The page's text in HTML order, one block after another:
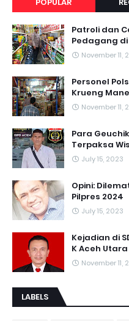
Patroli dan
Pedagang
November 11,
Personel
Krueng Mane
November 11,
Para
Terpaksa
July 15, 2023
Opini:
Pilpres 2024
July 15, 2023
Kejadian di
K Aceh
November 11,
LABELS